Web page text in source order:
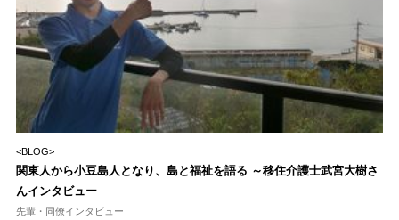
<BLOG>
関東人から小豆島人となり、島と福祉を語る ～移住介護士武宮大樹さ
んインタビュー
先輩・同僚インタビュー